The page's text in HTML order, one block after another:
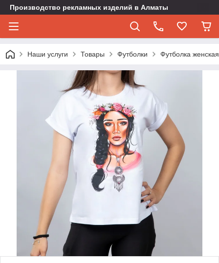
Производство рекламных изделий в Алматы
Наши услуги Товары Футболки Футболка